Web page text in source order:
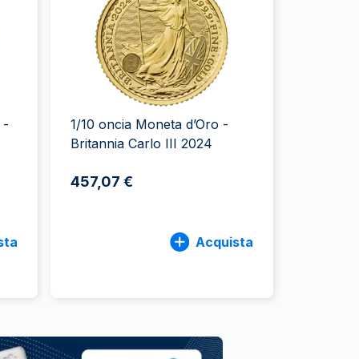
Zecca dello Stato italiano
-
1/10 oncia Moneta d’Oro -
Britannia Carlo III 2024
457,07 €
Acquista